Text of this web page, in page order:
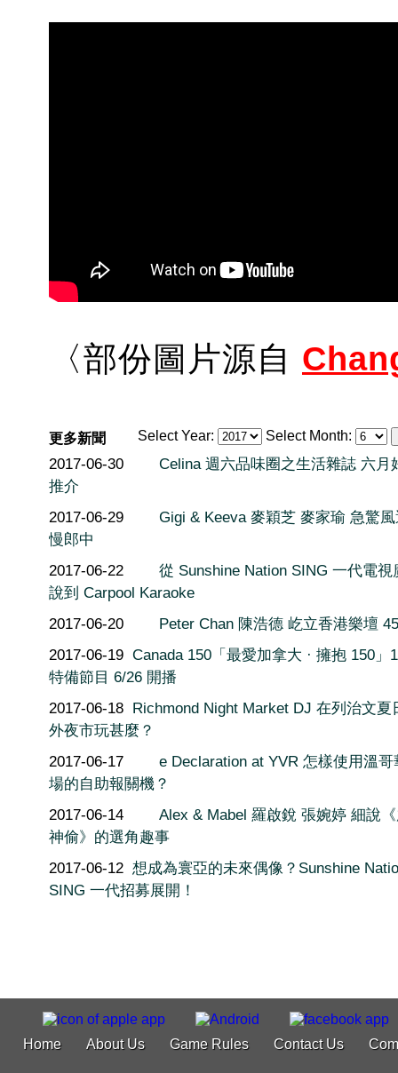
〈部份圖片源自
Select Year: Select Month:
更多新聞
2017-06-30
Celina 週六品味圈之生活雜誌 六月
推介
2017-06-29
Gigi & Keeva 麥穎芝 麥家瑜 急驚
慢郎中
2017-06-22
從 Sunshine Nation SING 一代電視
說到 Carpool Karaoke
2017-06-20
Peter Chan 陳浩德 屹立香港樂壇
2017-06-19 Canada 150「最愛加拿大 · 擁抱 150」
特備節目 6/26 開播
2017-06-18 Richmond Night Market DJ 在列治文夏
外夜市玩甚麼？
2017-06-17
e Declaration at YVR 怎樣使用溫哥
場的自助報關機？
2017-06-14
Alex & Mabel 羅啟銳 張婉婷 細說
神偷》的選角趣事
2017-06-12 想成為寰亞的未來偶像？Sunshine
SING 一代招募展開！
Home About Us Game Rules Contact Us